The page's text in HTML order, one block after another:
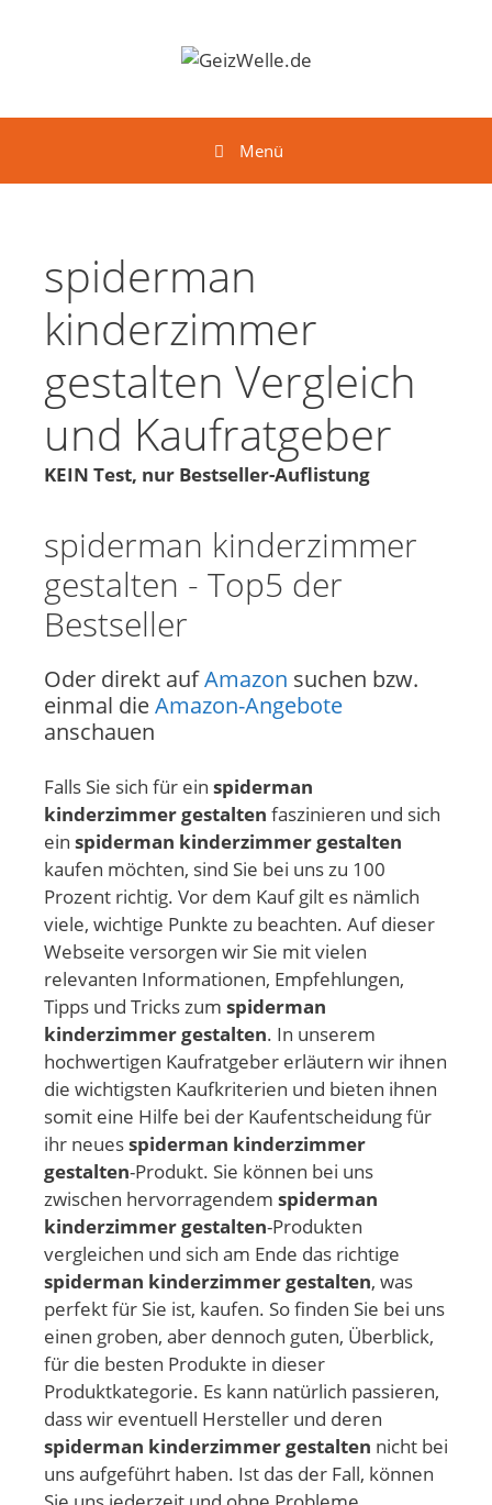
Menü
spiderman
kinderzimmer
gestalten Vergleich
und Kaufratgeber
KEIN Test, nur Bestseller-Auflistung
spiderman kinderzimmer
gestalten - Top5 der
Bestseller
Oder direkt aufAmazon suchen bzw.
einmal dieAmazon-Angebote
anschauen
Falls Sie sich für ein spiderman
kinderzimmer gestalten faszinieren und sich
ein spiderman kinderzimmer gestalten
kaufen möchten, sind Sie bei uns zu 100
Prozent richtig. Vor dem Kauf gilt es nämlich
viele, wichtige Punkte zu beachten. Auf dieser
Webseite versorgen wir Sie mit vielen
relevanten Informationen, Empfehlungen,
Tipps und Tricks zum spiderman
kinderzimmer gestalten. In unserem
hochwertigen Kaufratgeber erläutern wir ihnen
die wichtigsten Kaufkriterien und bieten ihnen
somit eine Hilfe bei der Kaufentscheidung für
ihr neuesspiderman kinderzimmer
gestalten-Produkt. Sie können bei uns
zwischen hervorragendem spiderman
kinderzimmer gestalten-Produkten
vergleichen und sich am Ende das richtige
spiderman kinderzimmer gestalten, was
perfekt für Sie ist, kaufen. So finden Sie bei uns
einen groben, aber dennoch guten, Überblick,
für die besten Produkte in dieser
Produktkategorie. Es kann natürlich passieren,
dass wir eventuell Hersteller und deren
spiderman kinderzimmer gestalten nicht bei
uns aufgeführt haben. Ist das der Fall, können